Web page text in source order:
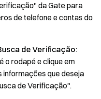
da Gate para
de telefone e contas do
de Verificação:
o rodapé e clique em
informações que deseja
de Verificação".